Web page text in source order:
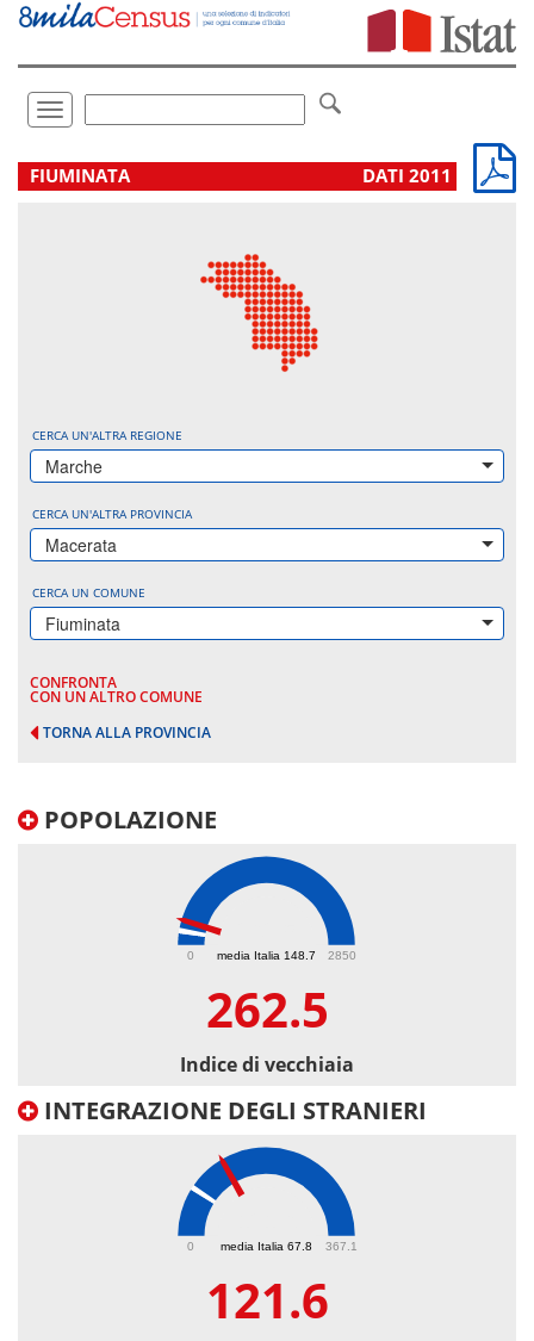
Vai
direttamente
Toggle
navigation
.
FIUMINATA DATI 2011
CERCA UN'ALTRA REGIONE
Marche
CERCA UN'ALTRA PROVINCIA
Macerata
CERCA UN COMUNE
Fiuminata
CONFRONTA
CON UN ALTRO COMUNE
TORNA ALLA PROVINCIA
POPOLAZIONE
media Italia 148.7
0 2850
262.5
Indice di vecchiaia
INTEGRAZIONE DEGLI STRANIERI
media Italia 67.8
0 367.1
121.6